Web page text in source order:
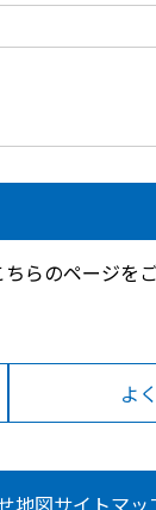
らのページを
よ
地図サイトマッ